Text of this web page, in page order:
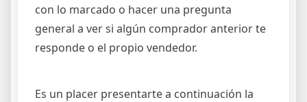
con lo marcado o hacer una pregunta
general a ver si algún comprador anterior te
responde o el propio vendedor.
Es un placer presentarte a continuación la